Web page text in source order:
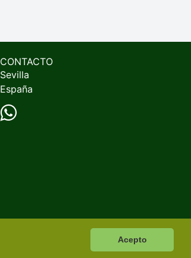
Acepto
CONTACTO
Sevilla
España